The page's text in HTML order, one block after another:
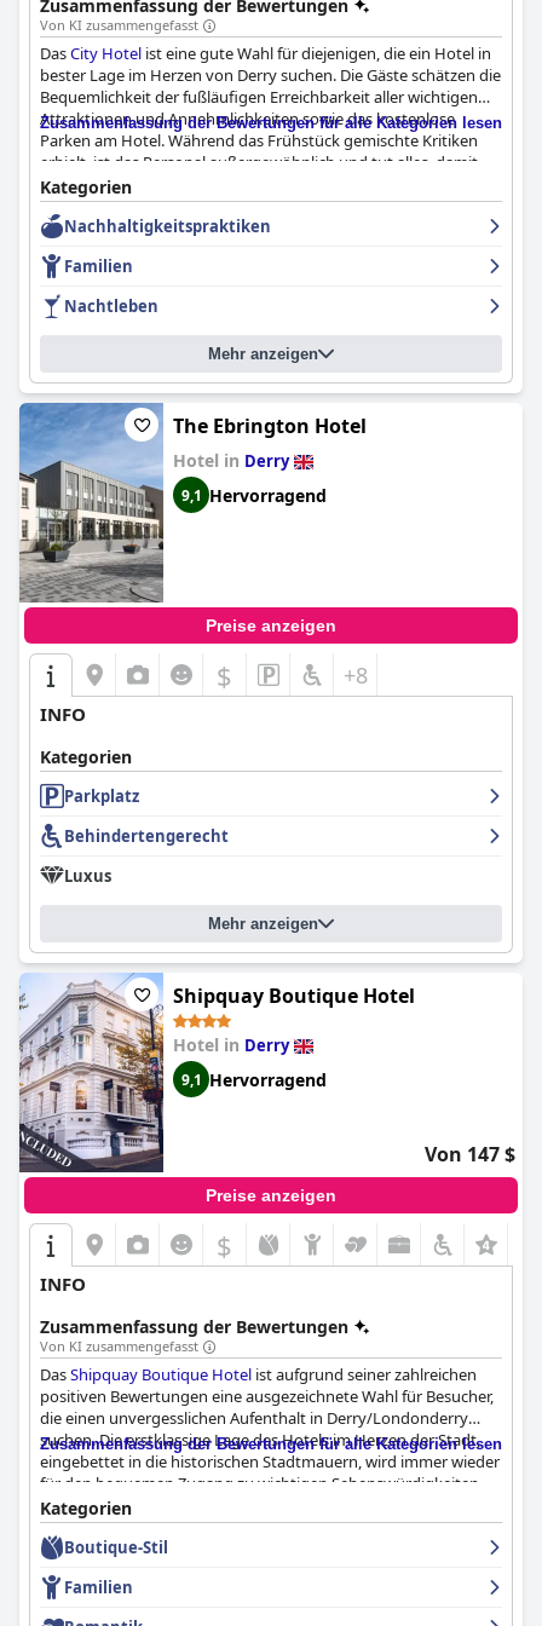
Zusammenfassung der Bewertungen
Von KI zusammengefasst
DasCity Hotel ist eine gute Wahl für diejenigen, die ein Hotel in
bester Lage im Herzen von Derry suchen. Die Gäste schätzen die
Bequemlichkeit der fußläufigen Erreichbarkeit aller wichtigen
Attraktionen und Annehmlichkeiten sowie das kostenlose
Parken am Hotel. Während das Frühstück gemischte Kritiken
erhielt, ist das Personal außergewöhnlich und tut alles, damit
sich die Gäste wohl und besonders fühlen. Das Hallenbad, der
Whirlpool, das Dampfbad und der Fitnessraum des Hotels sind
bei den Gästen sehr beliebt, insbesondere bei Familien mit
Kindern. Die Zimmer wurden unterschiedlich bewertet: Einige
Gäste fanden sie geräumig und komfortabel, während andere
sie für veraltet und renovierungsbedürftig hielten. Insgesamt
bietet dasCity Hotel
großartigen Lage mit freundlichem und hilfsbereitem Personal.
Zusammenfassung der Bewertungen für alle Kategorien lesen
Kategorien
Nachhaltigkeitspraktiken
Familien
Nachtleben
Mehr anzeigen
The Ebrington Hotel
Hotel in Derry
9,1 Hervorragend
Preise anzeigen
$ +8
INFO
Kategorien
Parkplatz
Behindertengerecht
Luxus
Mehr anzeigen
Shipquay Boutique Hotel
Hotel in Derry
9,1 Hervorragend
Von 147 $
Preise anzeigen
$
INFO
Zusammenfassung der Bewertungen
Von KI zusammengefasst
DasShipquay Boutique Hotel ist aufgrund seiner zahlreichen
positiven Bewertungen eine ausgezeichnete Wahl für Besucher,
die einen unvergesslichen Aufenthalt in Derry/Londonderry
suchen. Die erstklassige Lage des Hotels im Herzen der Stadt,
eingebettet in die historischen Stadtmauern, wird immer wieder
für den bequemen Zugang zu wichtigen Sehenswürdigkeiten,
Geschäften, Bars und Restaurants gelobt, was es zu einem
idealen Ausgangspunkt für Erkundungen zu Fuß macht.
Das Frühstückserlebnis im
mit großem Lob für seine Qualität und den zusätzlichen
luxuriösen Touch von Mimosa oder Prosecco hervorgehoben.
Zusammenfassung der Bewertungen für alle Kategorien lesen
Kategorien
Boutique-Stil
Familien